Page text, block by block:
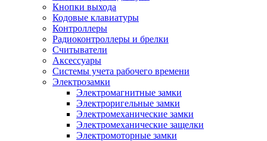
Кнопки выхода
Кодовые клавиатуры
Контроллеры
Радиоконтроллеры и брелки
Считыватели
Аксессуары
Системы учета рабочего времени
Электрозамки
Электромагнитные замки
Электроригельные замки
Электромеханические замки
Электромеханические защелки
Электромоторные замки